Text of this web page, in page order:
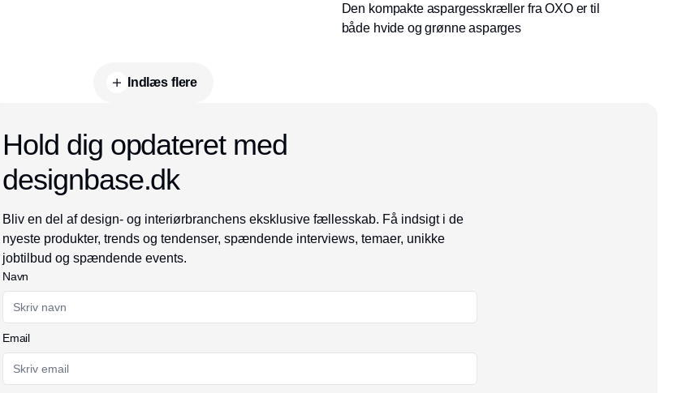
Den kompakte aspargesskræller fra OXO er til
både hvide og grønne asparges
Indlæs flere
Hold dig opdateret med
designbase.dk
Bliv en del af design- og interiørbranchens eksklusive fællesskab. Få indsigt i de
nyeste produkter, trends og tendenser, spændende interviews, temaer, unikke
jobtilbud og spændende events.
Navn
Email